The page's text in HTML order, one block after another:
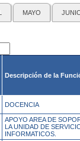
MAYO
Descripción de la
DOCENCIA
APOYO AREA DE
LA UNIDAD DE
INFORMATICOS.